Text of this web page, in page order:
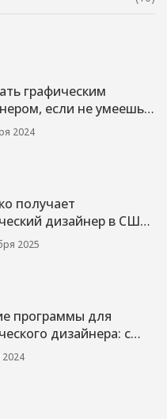
графическим
если не умеешь
2024
получает
дизайнер в США:
цифры 2025
2025
программы для
дизайнера: с